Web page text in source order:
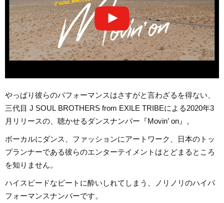
やっぱり彼らのパフォーマンスはさすがと言わざるを得ない、
三代目 J SOUL BROTHERS from EXILE TRIBEによる2020年3
月リリースの、聴かせるダンスナンバー『Movin’ on』。
ボーカルにダンス、ファッションにアートワーク、日本のトッ
プランナーである彼らのエンターテイメントはとどまるところ
を知りません。
ハイスピードなビートに酔いしれてしまう、ノリノリのハイパ
フォーマンスナンバーです。